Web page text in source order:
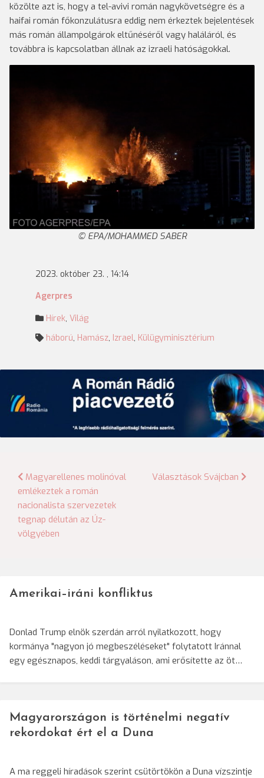
közölte azt is, hogy a tel-avivi román nagykövetségre és a
haifai román főkonzulátusra eddig nem érkeztek bejelentések
más román állampolgárok eltűnéséről vagy haláláról, és
továbbra is kapcsolatban állnak az izraeli hatóságokkal.
EPA/MOHAMMED SABER
2023. október 23. , 14:14
Agerpres
Hírek, Világ
háború, Hamász, Izrael, Külügyminisztérium
Bejegyzés
navigáció
Magyarellenes molinóval
emlékeztek a román
nacionalista szervezetek
tegnap délután az Úz-
völgyében
Választások Svájcban
Amerikai–iráni konfliktus
Donlad Trump elnök szerdán arról nyilatkozott, hogy
kormánya "nagyon jó megbeszéléseket" folytatott Iránnal
egy egésznapos, keddi tárgyaláson, ami erősítette az öt…
Magyarországon is történelmi negatív
rekordokat ért el a Duna
A ma reggeli híradások szerint csütörtökön a Duna vízszintje